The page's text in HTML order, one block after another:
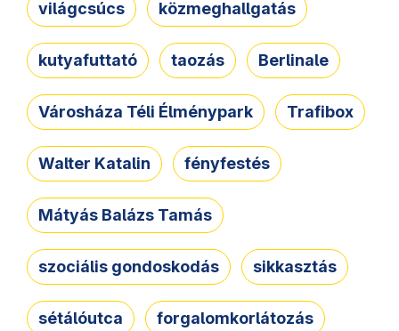
világcsúcs közmeghallgatás
kutyafuttató taozás Berlinale
Városháza Téli Élménypark Trafibox
Walter Katalin fényfestés
Mátyás Balázs Tamás
szociális gondoskodás sikkasztás
sétálóutca forgalomkorlátozás